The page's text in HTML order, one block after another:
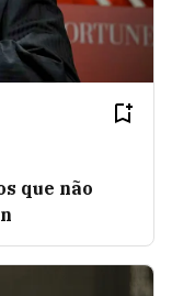
que não